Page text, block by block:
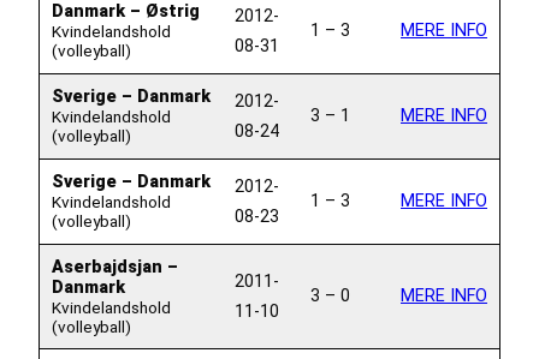
Danmark – Østrig
Kvindelandshold
(volleyball)
2012-
08-31
1 – 3 MERE INFO
Sverige – Danmark
Kvindelandshold
(volleyball)
2012-
08-24
3 – 1 MERE INFO
Sverige – Danmark
Kvindelandshold
(volleyball)
2012-
08-23
1 – 3 MERE INFO
Aserbajdsjan –
Danmark
Kvindelandshold
(volleyball)
2011-
11-10
3 – 0 MERE INFO